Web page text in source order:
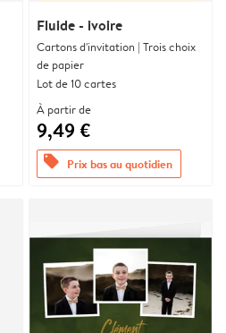
Fluide - ivoire
Cartons d'invitation | Trois choix
de papier
Lot de 10 cartes
À partir de
9,49 €
offers Prix bas au quotidien